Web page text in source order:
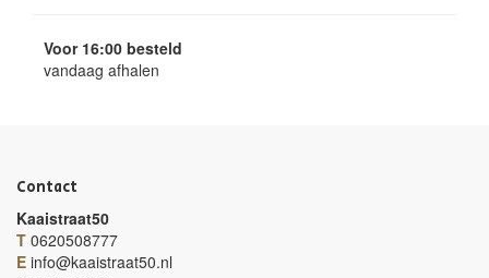
Voor 16:00 besteld
vandaag afhalen
Contact
Kaaistraat50
T 0620508777
E info@kaaistraat50.nl